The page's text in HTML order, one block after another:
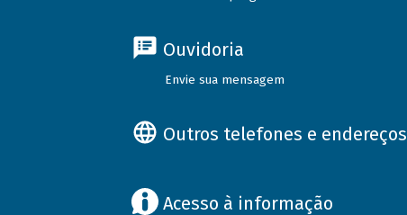
Ouvidoria
Envie sua mensagem
Outros telefones e endereços
Acesso à informação